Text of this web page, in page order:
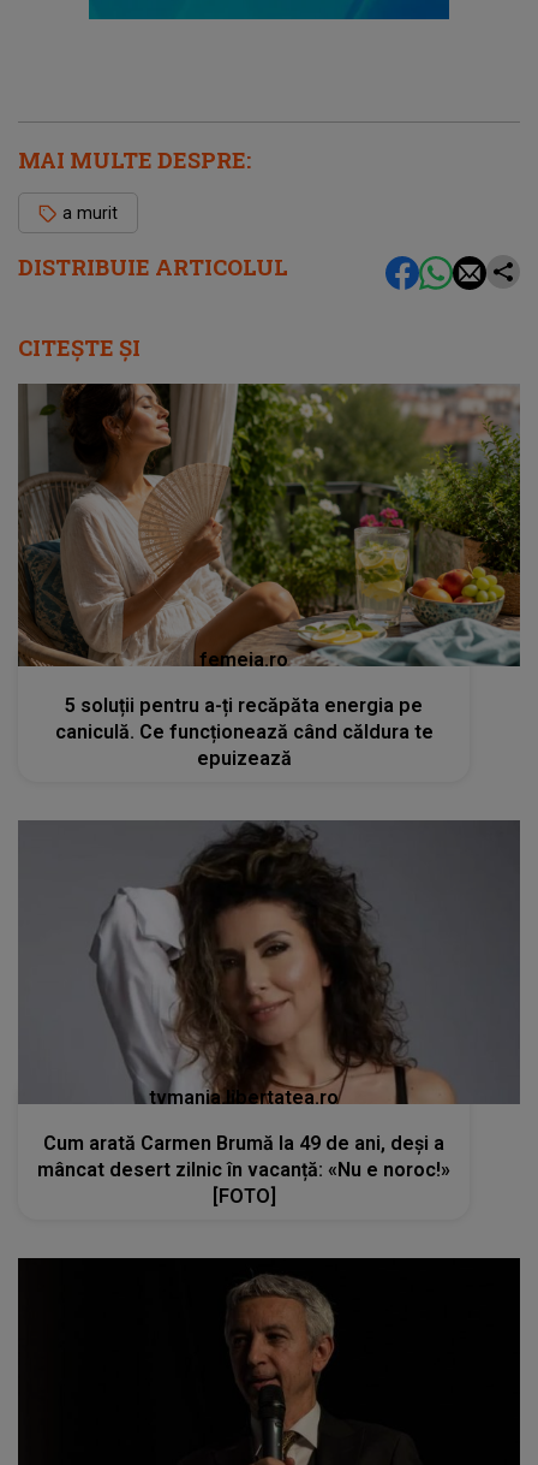
DISTRIBUIE ARTICOLUL
MAI MULTE DESPRE:
a murit
CITEȘTE ȘI
femeia.ro
5 soluții pentru a-ți recăpăta energia pe
caniculă. Ce funcționează când căldura te
epuizează
tvmania.libertatea.ro
Cum arată Carmen Brumă la 49 de ani, deși a
mâncat desert zilnic în vacanță: «Nu e noroc!»
[FOTO]